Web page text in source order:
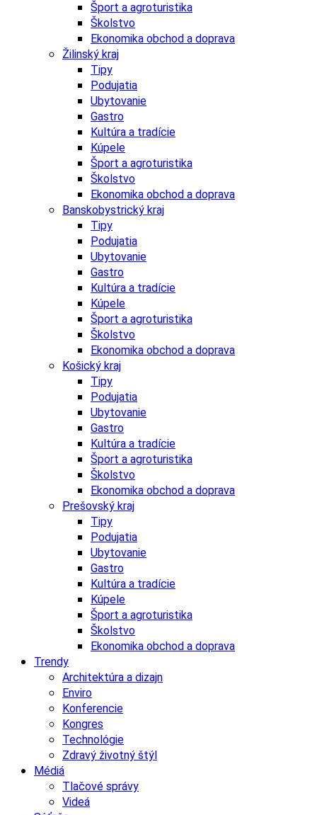
Šport a agroturistika
Školstvo
Ekonomika obchod a doprava
Žilinský kraj
Tipy
Podujatia
Ubytovanie
Gastro
Kultúra a tradície
Kúpele
Šport a agroturistika
Školstvo
Ekonomika obchod a doprava
Banskobystrický kraj
Tipy
Podujatia
Ubytovanie
Gastro
Kultúra a tradície
Kúpele
Šport a agroturistika
Školstvo
Ekonomika obchod a doprava
Košický kraj
Tipy
Podujatia
Ubytovanie
Gastro
Kultúra a tradície
Šport a agroturistika
Školstvo
Ekonomika obchod a doprava
Prešovský kraj
Tipy
Podujatia
Ubytovanie
Gastro
Kultúra a tradície
Kúpele
Šport a agroturistika
Školstvo
Ekonomika obchod a doprava
Trendy
Architektúra a dizajn
Enviro
Konferencie
Kongres
Technológie
Zdravý životný štýl
Médiá
Tlačové správy
Videá